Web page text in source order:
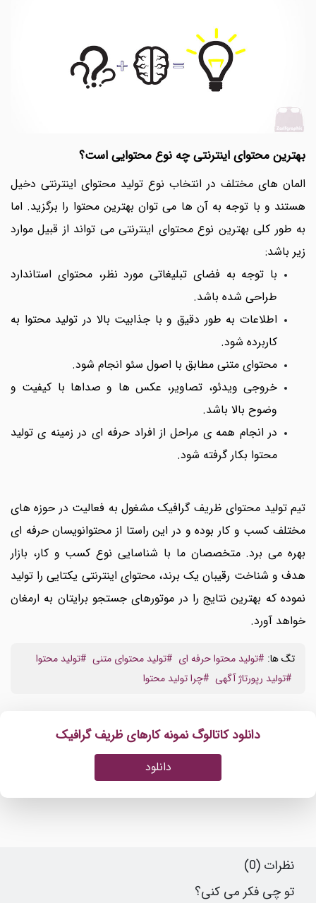
بهترین محتوای اینترنتی چه نوع محتوایی است؟
المان های مختلف در انتخاب نوع تولید محتوای اینترنتی دخیل
هستند و با توجه به آن ها می توان بهترین محتوا را برگزید. اما
به طور کلی بهترین نوع محتوای اینترنتی می تواند از قبیل موارد
زیر باشد:
با توجه به فضای تبلیغاتی مورد نظر، محتوای استاندارد
طراحی شده باشد.
اطلاعات به طور دقیق و با جذابیت بالا در تولید محتوا به
کاربرده شود.
محتوای متنی مطابق با اصول سئو انجام شود.
خروجی ویدئو، تصاویر، عکس ها و صداها با کیفیت و
وضوح بالا باشد.
در انجام همه ی مراحل از افراد حرفه ای در زمینه ی تولید
محتوا بکار گرفته شود.
تیم تولید محتوای ظریف گرافیک مشغول به فعالیت در حوزه های
مختلف کسب و کار بوده و در این راستا از محتوانویسان حرفه ای
بهره می برد. متخصصان ما با شناسایی نوع کسب و کار، بازار
هدف و شناخت رقیبان یک برند، محتوای اینترنتی یکتایی را تولید
نموده که بهترین نتایج را در موتورهای جستجو برایتان به ارمغان
خواهد آورد.
تگ ها: #تولید محتوا حرفه ای #تولید محتوای متنی #تولید محتوا
#تولید رپورتاژ آگهی #چرا تولید محتوا
دانلود کاتالوگ نمونه کارهای ظریف گرافیک
دانلود
نظرات (0)
تو چی فکر می کنی؟